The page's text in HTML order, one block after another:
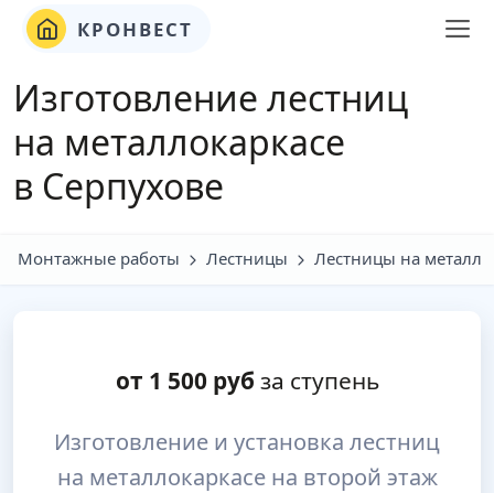
КРОНВЕСТ
Изготовление лестниц
на металлокаркасе
в Серпухове
Монтажные работы Лестницы Лестницы на
от 1 500руб за ступень
Изготовление и установка лестниц
на металлокаркасе на второй этаж